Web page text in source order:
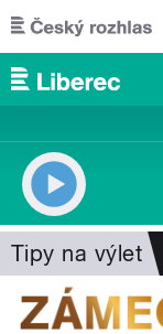
Přejít k hlavnímu
Tipy na výlet